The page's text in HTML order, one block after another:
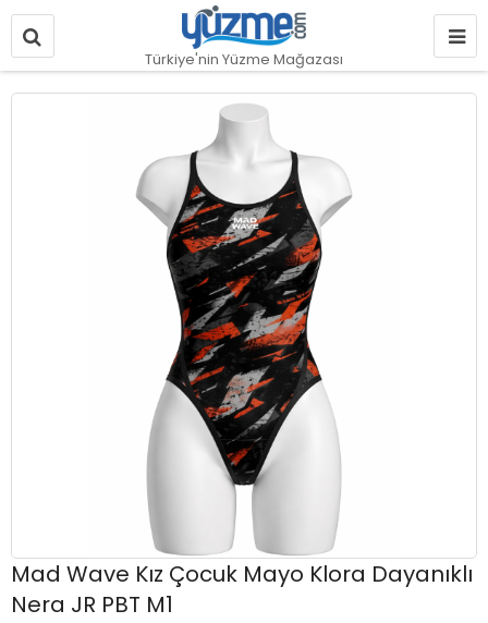
Türkiye'nin Yüzme Mağazası
Mad Wave Kız Çocuk Mayo Klora Dayanıklı
Nera JR PBT M1
Resim
Resim
başlangıcına